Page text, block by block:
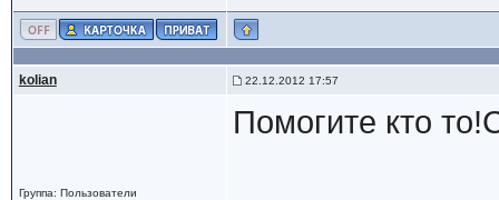
kolian 22.12.2012 17:57
Группа: Пользователи
Помогите кто